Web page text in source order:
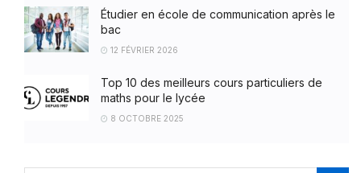
Étudier en école de communication après le
bac
12 FÉVRIER 2026
Top 10 des meilleurs cours particuliers de
maths pour le lycée
8 OCTOBRE 2025